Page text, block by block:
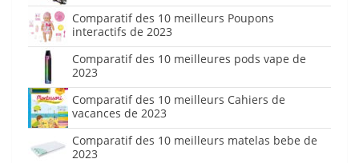
Comparatif des 10 meilleurs Poupons
interactifs de 2023
Comparatif des 10 meilleures pods vape de
2023
Comparatif des 10 meilleurs Cahiers de
vacances de 2023
Comparatif des 10 meilleurs matelas bebe de
2023